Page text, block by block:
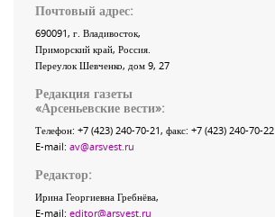
Почтовый адрес:
690091, г. Владивосток,
Приморский край, Россия
Переулок Шевченко, дом 9, 27
Редакция газеты
«Арсеньевские вести»:
Телефон: +7 (423) 240-70-21, факс: +7 (423) 240-70-22
E-mail: av@arsvest.ru
Редактор:
Ирина Георгиевна Гребнёва,
E-mail: editor@arsvest.ru